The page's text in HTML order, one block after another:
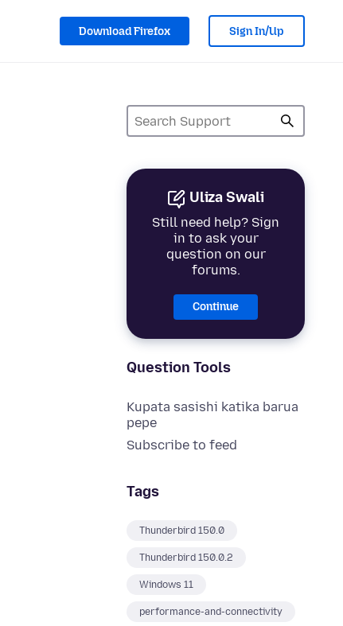
Download Firefox Sign In/Up
Uliza Swali
Still need help? Sign
in to ask your
question on our
forums.
Continue
Question Tools
Kupata sasishi katika barua
pepe
Subscribe to feed
Tags
Thunderbird 150.0
Thunderbird 150.0.2
Windows 11
performance-and-connectivity